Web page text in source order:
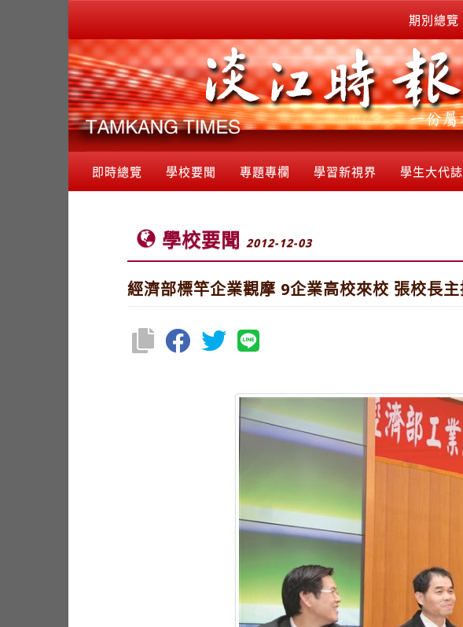
期別總覽
即時總覽 學校要聞 專題專欄 學習新視界 學生大代誌
學校要聞 2012-12-03
經濟部標竿企業觀摩 9企業高校來校 張校長